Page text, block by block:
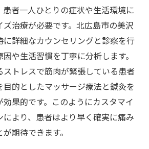
者一人ひとりの症状や生活環境に
治療が必要です。北広島市の美沢
詳細なカウンセリングと診察を行
や生活習慣を丁寧に分析します。
トレスで筋肉が緊張している患者
目的としたマッサージ療法と鍼灸を
果的です。このようにカスタマイ
より、患者はより早く確実に痛み
期待できます。